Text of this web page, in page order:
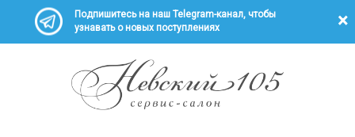
Подпишитесь на наш Telegram-канал, чтобы
узнавать о новых поступлениях